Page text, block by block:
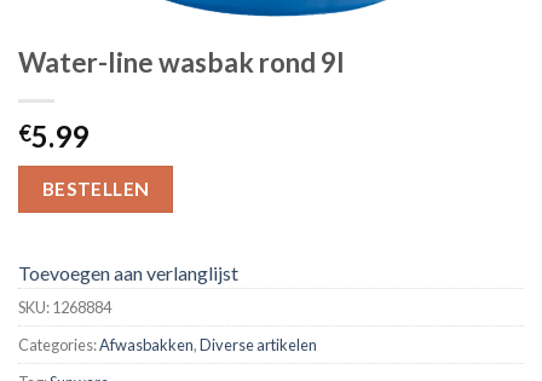
Water-line wasbak rond 9l
€5.99
BESTELLEN
Toevoegen aan verlanglijst
SKU:1268884
Categories:Afwasbakken,Diverse artikelen